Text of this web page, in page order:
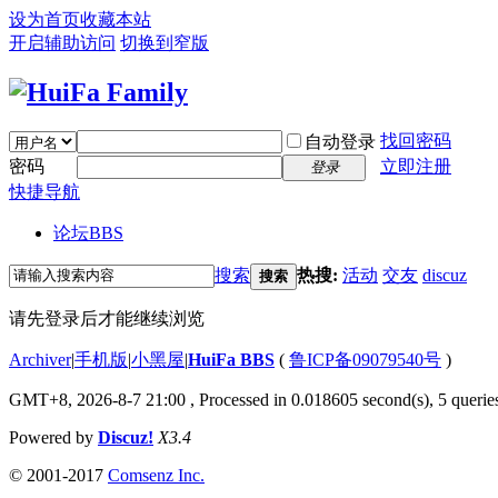
设为首页收藏本站
开启辅助访问 切换到窄版
自动登录 找回密码
密码
登录
立即注册
快捷导航
论坛BBS
搜索 搜索 热搜: 活动 交友 discuz
请先登录后才能继续浏览
Archiver|手机版|小黑屋|HuiFa BBS ( 鲁ICP备09079540号 )
GMT+8, 2026-8-7 21:00 , Processed in 0.018605 second(s), 5
Powered by Discuz! X3.4
© 2001-2017 Comsenz Inc.